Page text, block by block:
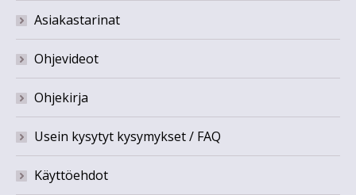
Asiakastarinat
Ohjevideot
Ohjekirja
Usein kysytyt kysymykset / FAQ
Käyttöehdot